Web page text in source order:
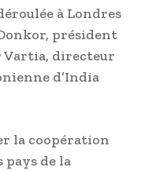
à Londres
président
Vartia, directeur
d’India
la coopération
pays de la